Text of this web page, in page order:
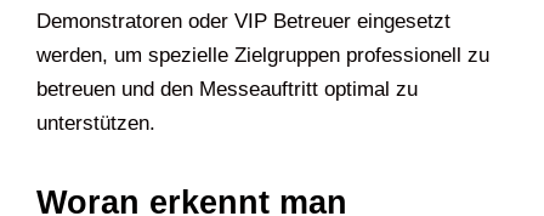
Demonstratoren oder VIP Betreuer eingesetzt
werden, um spezielle Zielgruppen professionell zu
betreuen und den Messeauftritt optimal zu
unterstützen.
Woran erkennt man